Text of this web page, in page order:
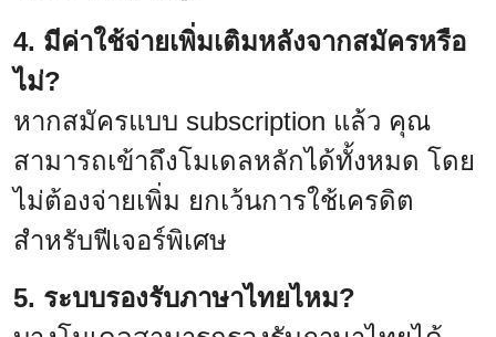
4. มีค่าใช้จ่ายเพิ่มเติมหลังจากสมัครหรือ
ไม่?
หากสมัครแบบ subscription แล้ว คุณ
สามารถเข้าถึงโมเดลหลักได้ทั้งหมด โดย
ไม่ต้องจ่ายเพิ่ม ยกเว้นการใช้เครดิต
สำหรับฟีเจอร์พิเศษ
5. ระบบรองรับภาษาไทยไหม?